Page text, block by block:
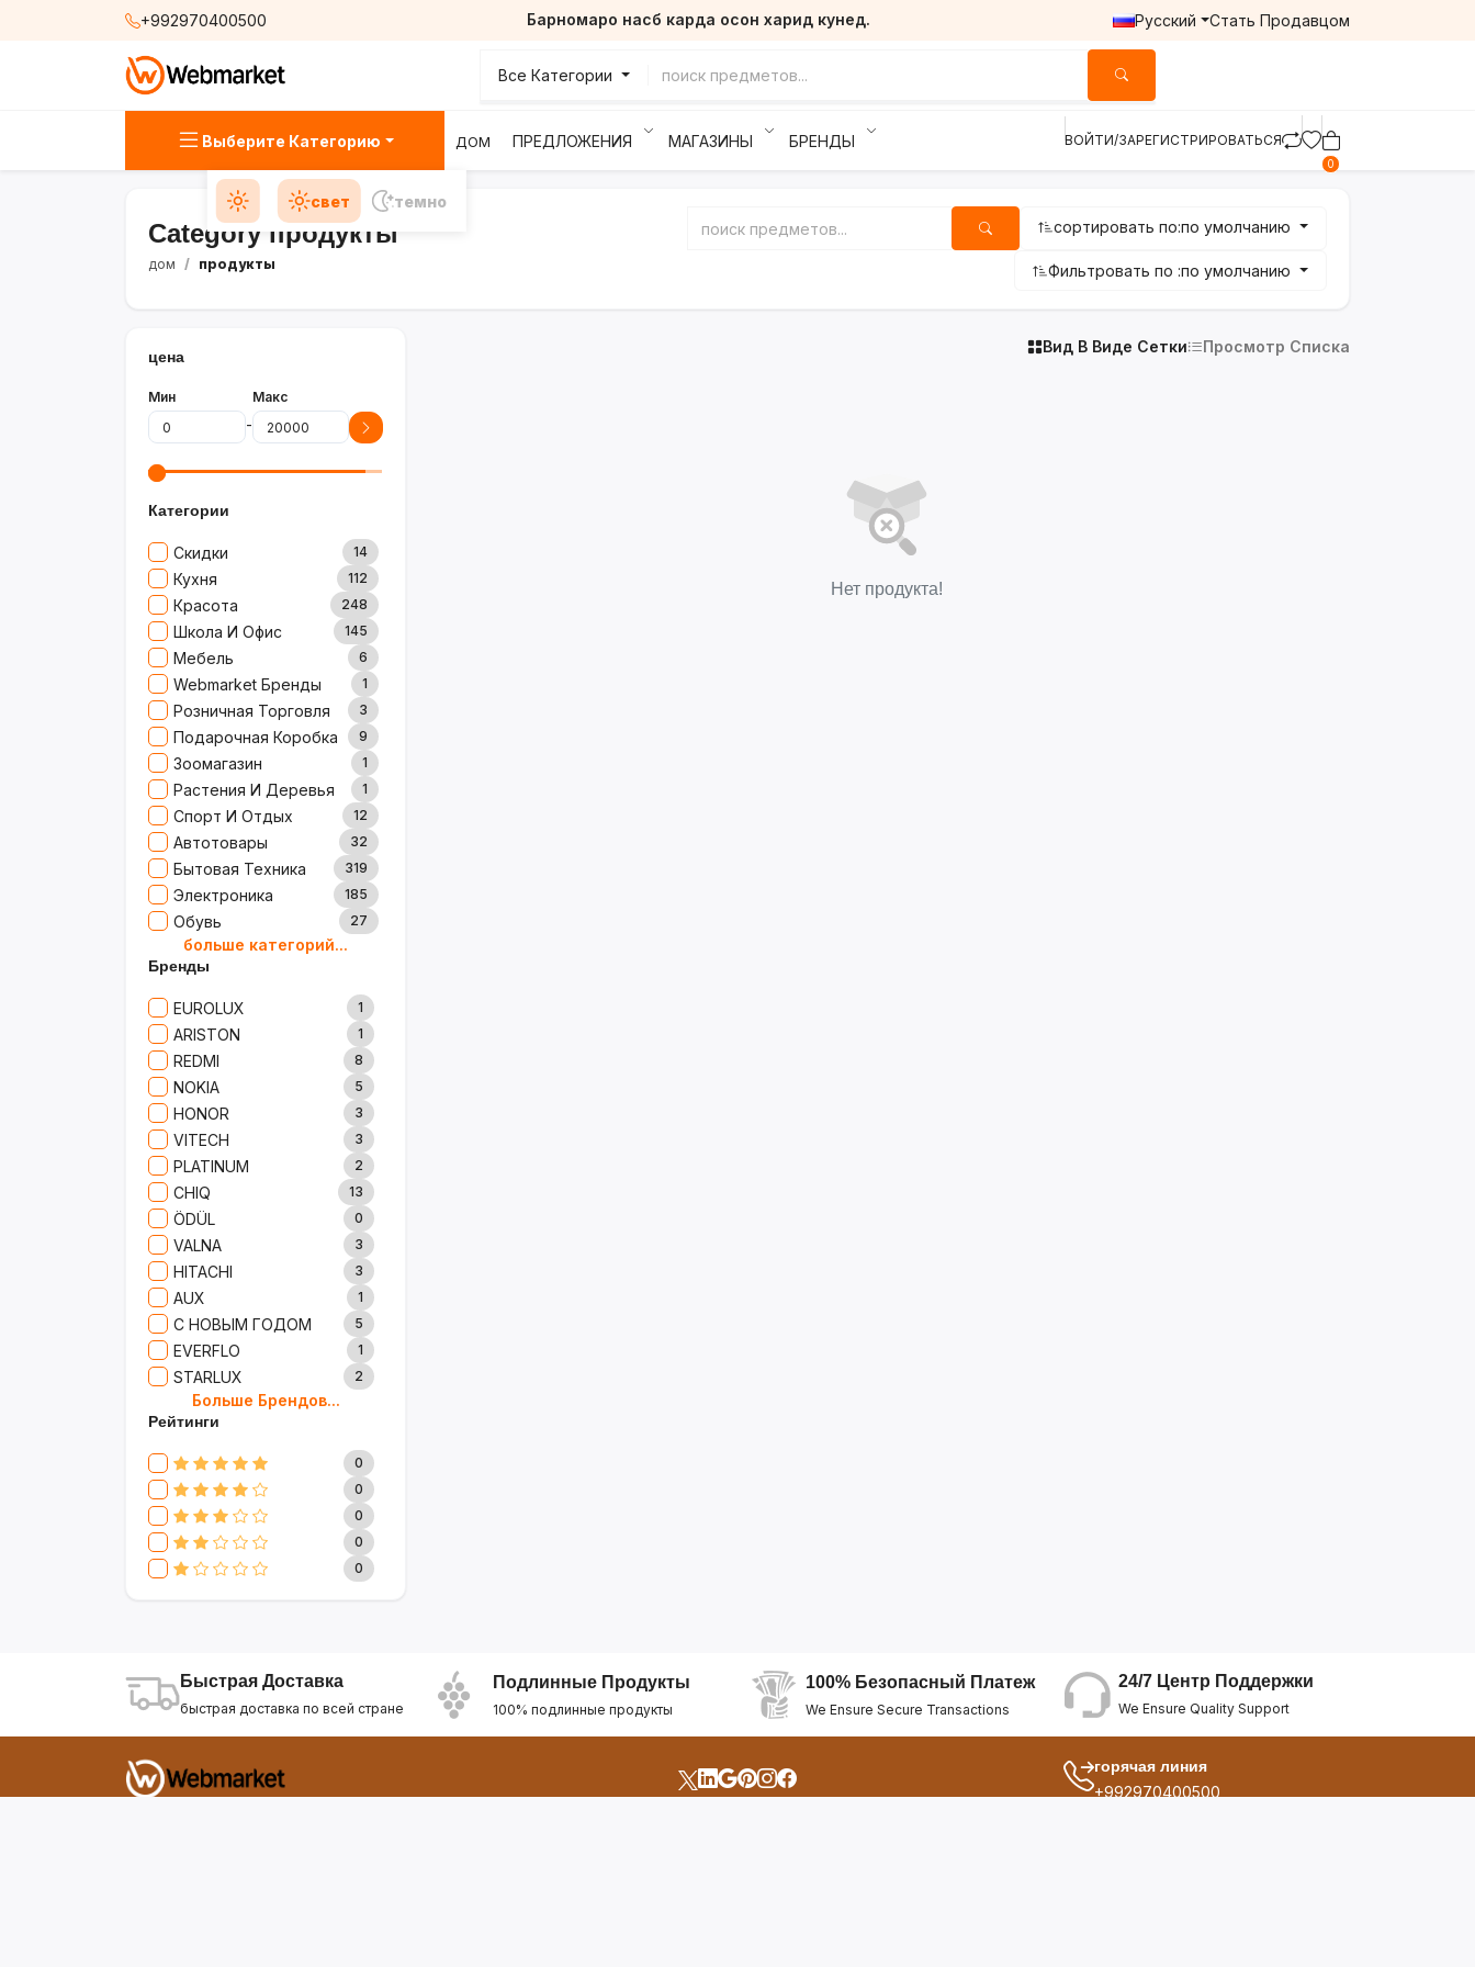
+992970400500 Барномаро насб карда осон харид кунед. Русский Стать Продавцом
Все Категории
Выберите Категорию ДОМ ПРЕДЛОЖЕНИЯ МАГАЗИНЫ БРЕНДЫ ВОЙТИ/ЗАРЕГИСТРИРОВАТЬСЯ
0
свет темно
Category продукты
дом продукты
сортировать по:по умолчанию
Фильтровать по :по умолчанию
цена
Мин
-
Макс
Категории
Скидки 14
Кухня 112
Красота 248
Школа И Офис 145
Мебель 6
Webmarket Бренды 1
Розничная Торговля 3
Подарочная Коробка 9
Зоомагазин 1
Растения И Деревья 1
Спорт И Отдых 12
Автотовары 32
Бытовая Техника 319
Электроника 185
Обувь 27
Товары Для Дома
Ювелирные Изделия
Сад И Дача 52
Аксессуары 61
Игрушки 15
Одежда 5
Сумки И Рюкзаки 27
Ремонт 13
Продукты 35
Детские Товары 72
Бытовая Химия 91
Хобби 40
больше категорий...
Бренды
EUROLUX 1
ARISTON 1
REDMI 8
NOKIA 5
HONOR 3
VITECH 3
PLATINUM 2
CHIQ 13
ÖDÜL 0
VALNA 3
HITACHI 3
AUX 1
С НОВЫМ ГОДОМ 5
EVERFLO 1
STARLUX 2
BOSCH
MARY KAY
TRICHUP 20
CLIVE & KEIRA 17
SEVAVEREK 6
DSP 0
SUPER CREST 4
2
APPLE
AOTE 7
ELEMENT
INTEX 0
Больше Брендов...
Рейтинги
0
0
0
0
0
Вид В Виде Сетки Просмотр Списка
Нет продукта!
Быстрая Доставка
быстрая доставка по всей стране
Подлинные Продукты
100% подлинные продукты
100% Безопасный Платеж
We Ensure Secure Transactions
24/7 Центр Поддержки
We Ensure Quality Support
горячая линия
+992970400500